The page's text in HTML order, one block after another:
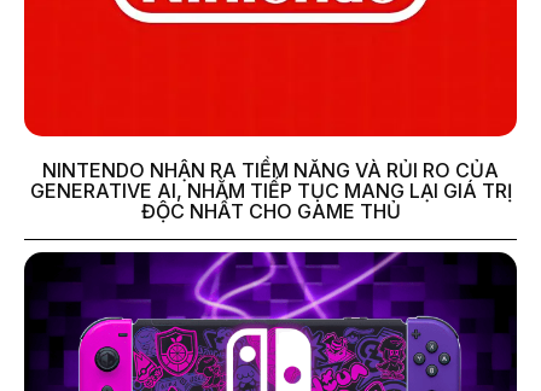
NINTENDO NHẬN RA TIỀM NĂNG VÀ RỦI RO CỦA
GENERATIVE AI, NHẰM TIẾP TỤC MANG LẠI GIÁ TRỊ
ĐỘC NHẤT CHO GAME THỦ